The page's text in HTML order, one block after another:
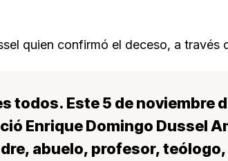
quien confirmó el deceso, a través
todos. Este 5 de noviembre
Enrique Domingo Dussel
abuelo, profesor,